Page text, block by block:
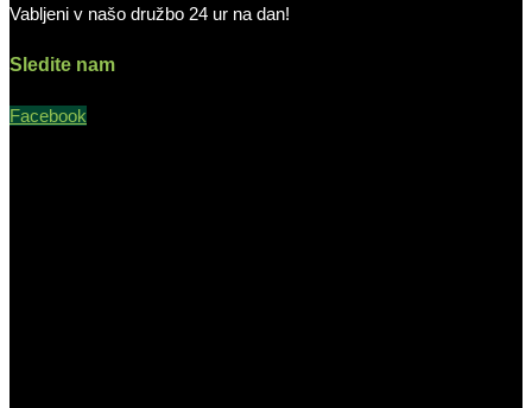
Vabljeni v našo družbo 24 ur na dan!
Sledite nam
Facebook